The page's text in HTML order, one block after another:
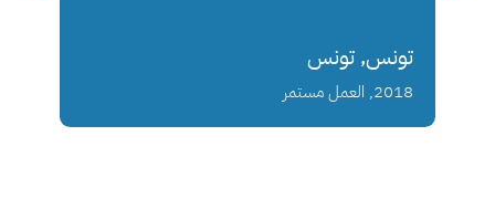
تونس, تونس
2018, العمل مستمر